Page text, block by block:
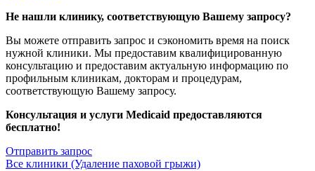
Не нашли клинику, соответствующую Вашему запросу?
Вы можете отправить запрос и сэкономить время на поиск
нужной клиники. Мы предоставим квалифицированную
консультацию и предоставим актуальную информацию по
профильным клиникам, докторам и процедурам,
соответствующую Вашему запросу.
Консультация и услуги Medicaid предоставляются
бесплатно!
Отправить запрос
Все клиники (Удаление паховой грыжи)